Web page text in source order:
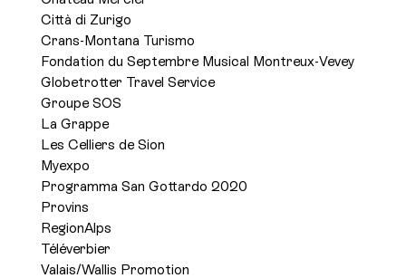
Città di Zurigo
Crans-Montana Turismo
Fondation du Septembre Musical Montreux-Vevey
Globetrotter Travel Service
Groupe SOS
La Grappe
Les Celliers de Sion
Myexpo
Programma San Gottardo 2020
Provins
RegionAlps
Téléverbier
Valais/Wallis Promotion